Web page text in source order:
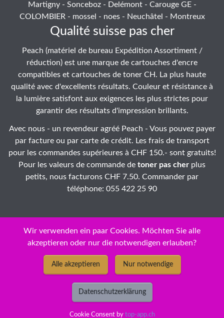
Martigny - Sonceboz - Delémont - Carouge GE -
COLOMBIER - mossel - noes - Neuchâtel - Montreux
Qualité suisse pas cher
Peach (matériel de bureau Expédition Assortiment /
réduction) est une marque de cartouches d'encre
compatibles et cartouches de toner CH. La plus haute
qualité avec d'excellents résultats. Couleur et résistance à
la lumière satisfont aux exigences les plus strictes pour
garantir des résultats d'impression brillants.
Avec nous - un revendeur agréé Peach - Vous pouvez payer
par facture ou par carte de crédit. Les frais de transport
pour les commandes supérieures à CHF 150.- sont gratuits!
Pour les valeurs de commande de toner pas cher plus
petits, nous facturons CHF 7.50. Commander par
téléphone: 055 422 25 90
ID: 56-cc3ets-08
© Copyright 2026 - New Economy GmbH / Brother DCP-1400
TN-6600 ( TN6600 ) Toner ❅ cartouches / jet d'encre Peach -
prix discount bas permanents pour HP, Epson, Prix bas
Wir verwenden ein paar Cookies. Möchten Sie alle
akzeptieren oder nur die notwendigen erlauben?
Alle akzeptieren Nur notwendige
Datenschutzerklärung
Cookie Consent by top-app.ch